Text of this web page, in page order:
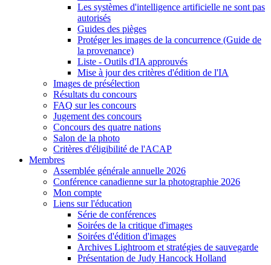
Les systèmes d'intelligence artificielle ne sont pas
autorisés
Guides des pièges
Protéger les images de la concurrence (Guide de
la provenance)
Liste - Outils d'IA approuvés
Mise à jour des critères d'édition de l'IA
Images de présélection
Résultats du concours
FAQ sur les concours
Jugement des concours
Concours des quatre nations
Salon de la photo
Critères d'éligibilité de l'ACAP
Membres
Assemblée générale annuelle 2026
Conférence canadienne sur la photographie 2026
Mon compte
Liens sur l'éducation
Série de conférences
Soirées de la critique d'images
Soirées d'édition d'images
Archives Lightroom et stratégies de sauvegarde
Présentation de Judy Hancock Holland